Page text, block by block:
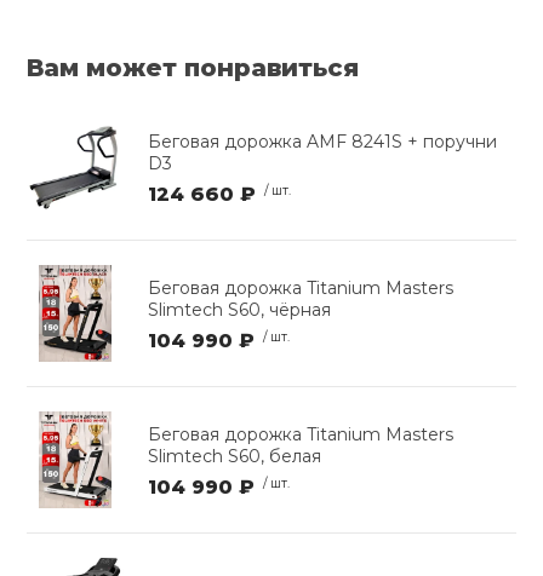
Вам может понравиться
Беговая дорожка AMF 8241S + поручни
D3
124 660 ₽ / шт.
Беговая дорожка Titanium Masters
Slimtech S60, чёрная
104 990 ₽ / шт.
Беговая дорожка Titanium Masters
Slimtech S60, белая
104 990 ₽ / шт.